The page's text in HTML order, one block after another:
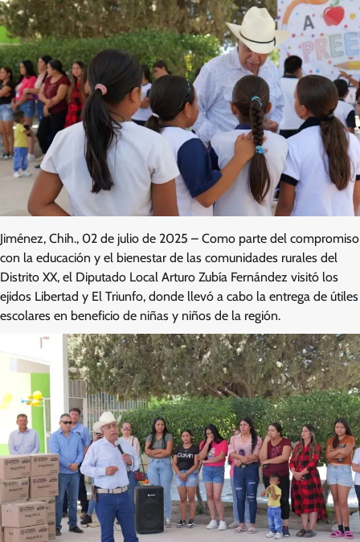
Jiménez, Chih., 02 de julio de 2025 – Como parte del compromiso
con la educación y el bienestar de las comunidades rurales del
Distrito XX, el Diputado Local Arturo Zubía Fernández visitó los
ejidos Libertad y El Triunfo, donde llevó a cabo la entrega de útiles
escolares en beneficio de niñas y niños de la región.